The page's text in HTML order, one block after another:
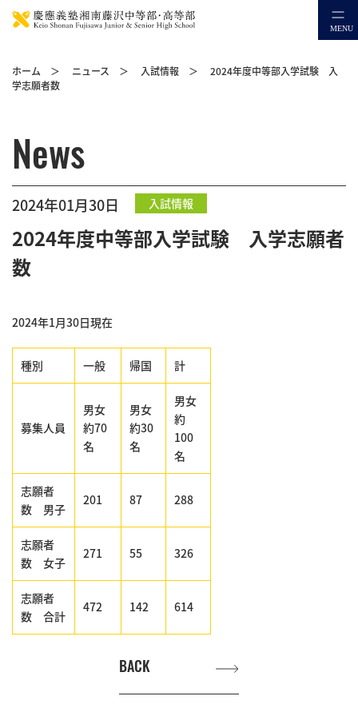
ホーム ＞ ニュース ＞ 入試情報 ＞ 2024年度中等部入学試験 入
学志願者数
News
2024年01月30日 入試情報
2024年度中等部入学試験 入学志願者
数
2024年1月30日現在
種別 一般 帰国 計
募集人員
男女
約70
名
男女
約30
名
男女
約
100
名
志願者
数 男子
201 87 288
志願者
数 女子
271 55 326
志願者
数 合計
472 142 614
BACK